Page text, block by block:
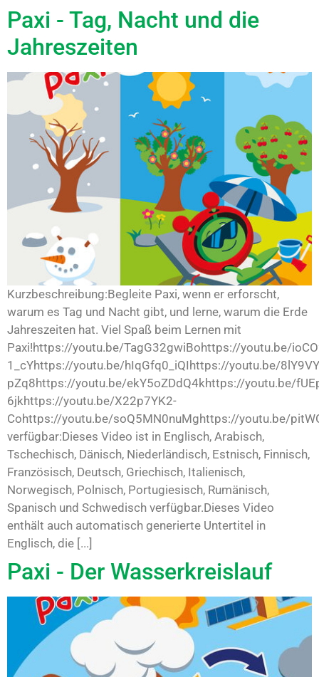
Paxi - Tag, Nacht und die
Jahreszeiten
Kurzbeschreibung:Begleite Paxi, wenn er erforscht,
warum es Tag und Nacht gibt, und lerne, warum die Erde
Jahreszeiten hat. Viel Spaß beim Lernen mit
Paxi!https://youtu.be/TagG32gwiBohttps://youtu.be/
1_cYhttps://youtu.be/hIqGfq0_iQIhttps://youtu.be/
pZq8https://youtu.be/ekY5oZDdQ4khttps://youtu.be/
6jkhttps://youtu.be/X22p7YK2-
Cohttps://youtu.be/soQ5MN0nuMghttps://youtu.be/
verfügbar:Dieses Video ist in Englisch, Arabisch,
Tschechisch, Dänisch, Niederländisch, Estnisch, Finnisch,
Französisch, Deutsch, Griechisch, Italienisch,
Norwegisch, Polnisch, Portugiesisch, Rumänisch,
Spanisch und Schwedisch verfügbar.Dieses Video
enthält auch automatisch generierte Untertitel in
Englisch, die [...]
Paxi - Der Wasserkreislauf